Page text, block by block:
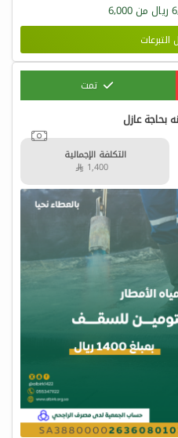
ريال من6,000
التبرعات
تمت
عازل
التكلفة الإجمالية